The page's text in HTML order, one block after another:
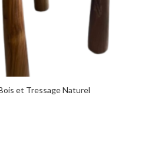
et Tressage Naturel